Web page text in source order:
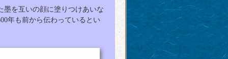
を互いの顔に塗りつけあいな
年も前から伝わっているとい